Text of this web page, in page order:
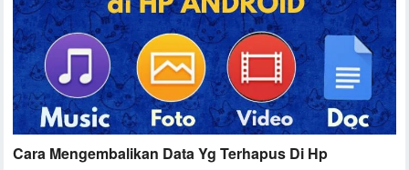
Cara Mengembalikan Data Yg Terhapus Di Hp